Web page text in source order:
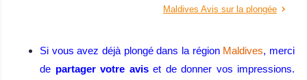
Maldives Avis sur la plongée
Si vous avez déjà plongé dans la région Maldives, merci
de partager votre aviset de donner vos impressions.